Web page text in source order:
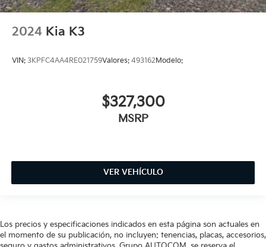
2024 Kia K3
VIN: 3KPFC4AA4RE021759Valores: 493162Modelo:
$327,300
MSRP
VER VEHÍCULO
Los precios y especificaciones indicados en esta página son actuales en
el momento de su publicación, no incluyen: tenencias, placas, accesorios,